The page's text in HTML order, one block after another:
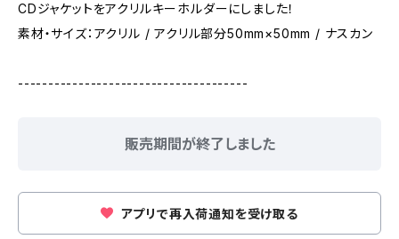
CDジャケットをアクリルキーホルダーにしました！
素材・サイズ：アクリル / アクリル部分50mm×50mm / ナスカン
--------------------------------------
販売期間が終了しました
アプリで再入荷通知を受け取る